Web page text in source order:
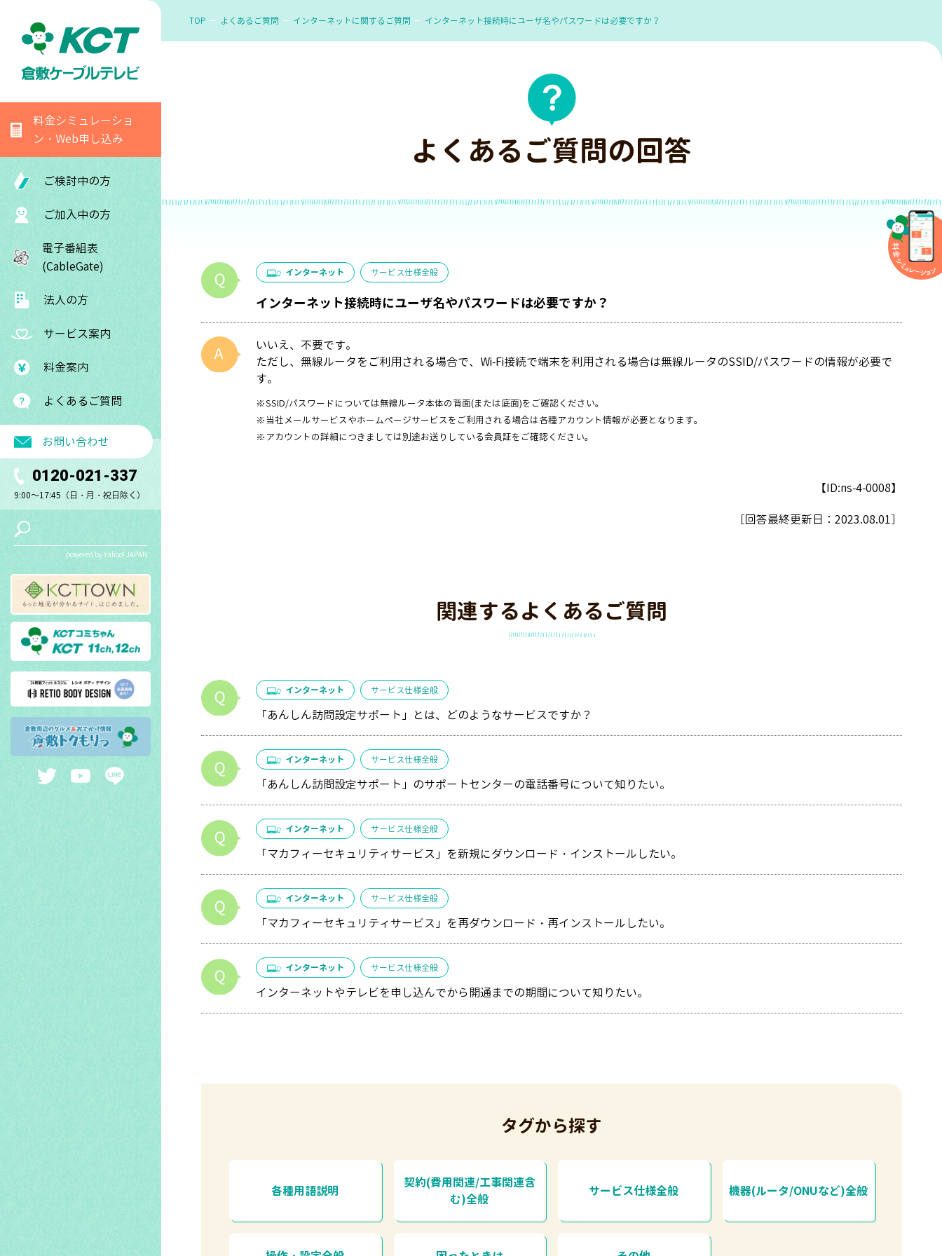
料金シミュレーショ
ン・Web申し込み
ご検討中の方
ご加入中の方
電子番組表
(CableGate)
法人の方
サービス案内
料金案内
よくあるご質問
お問い合わせ
0120-021-337
9:00～17:45（日・月・祝日除く）
powered by Yahoo! JAPAN
TOP よくあるご質問 インターネットに関するご質問 インターネット接続時にユーザ名やパスワードは必要ですか？
よくあるご質問の回答
インターネット サービス仕様全般
インターネット接続時にユーザ名やパスワードは必要ですか？
いいえ、不要です。
ただし、無線ルータをご利用される場合で、Wi-Fi接続で端末を利用される場合は無線ルータのSSID/パスワードの情報が必要で
す。
※SSID/パスワードについては無線ルータ本体の背面(または底面)をご確認ください。
※当社メールサービスやホームページサービスをご利用される場合は各種アカウント情報が必要となります。
※アカウントの詳細につきましては別途お送りしている会員証をご確認ください。
【ID:ns-4-0008】
［回答最終更新日： 2023.08.01］
関連するよくあるご質問
インターネット サービス仕様全般
「あんしん訪問設定サポート」とは、どのようなサービスですか？
インターネット サービス仕様全般
「あんしん訪問設定サポート」のサポートセンターの電話番号について知りたい。
インターネット サービス仕様全般
「マカフィーセキュリティサービス」を新規にダウンロード・インストールしたい。
インターネット サービス仕様全般
「マカフィーセキュリティサービス」を再ダウンロード・再インストールしたい。
インターネット サービス仕様全般
インターネットやテレビを申し込んでから開通までの期間について知りたい。
タグから探す
各種用語説明
契約(費用関連/工事関連含
む)全般
サービス仕様全般 機器(ルータ/ONUなど)全般